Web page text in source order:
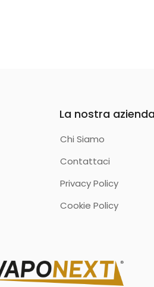
La nostra azienda
Chi Siamo
Contattaci
Privacy Policy
Cookie Policy